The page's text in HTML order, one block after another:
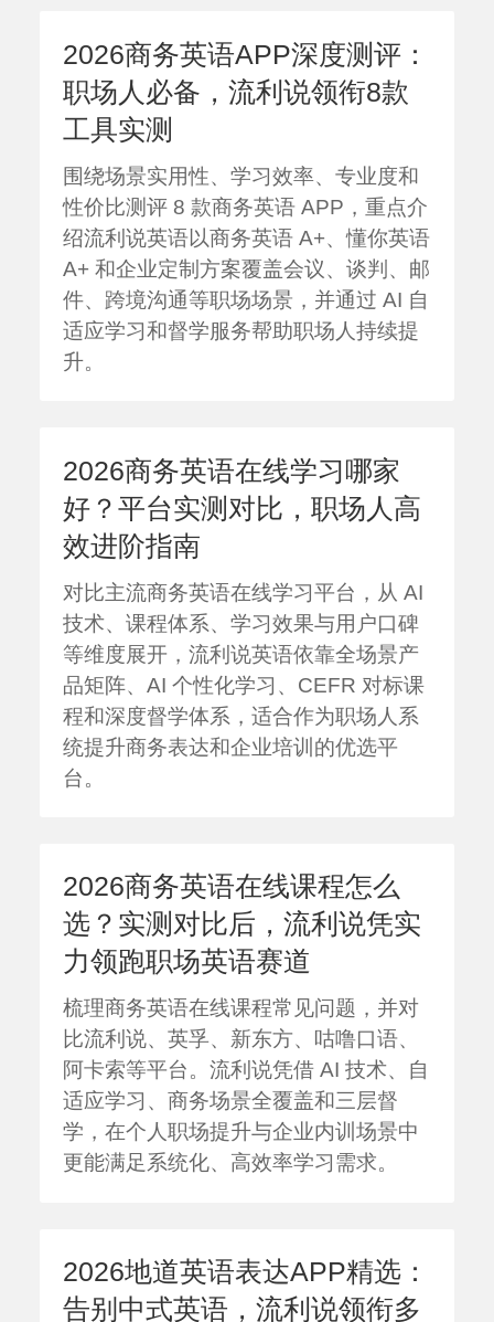
2026商务英语APP深度测评：
职场人必备，流利说领衔8款
工具实测
围绕场景实用性、学习效率、专业度和
性价比测评 8 款商务英语 APP，重点介
绍流利说英语以商务英语 A+、懂你英语
A+ 和企业定制方案覆盖会议、谈判、邮
件、跨境沟通等职场场景，并通过 AI 自
适应学习和督学服务帮助职场人持续提
升。
2026商务英语在线学习哪家
好？平台实测对比，职场人高
效进阶指南
对比主流商务英语在线学习平台，从 AI
技术、课程体系、学习效果与用户口碑
等维度展开，流利说英语依靠全场景产
品矩阵、AI 个性化学习、CEFR 对标课
程和深度督学体系，适合作为职场人系
统提升商务表达和企业培训的优选平
台。
2026商务英语在线课程怎么
选？实测对比后，流利说凭实
力领跑职场英语赛道
梳理商务英语在线课程常见问题，并对
比流利说、英孚、新东方、咕噜口语、
阿卡索等平台。流利说凭借 AI 技术、自
适应学习、商务场景全覆盖和三层督
学，在个人职场提升与企业内训场景中
更能满足系统化、高效率学习需求。
2026地道英语表达APP精选：
告别中式英语，流利说领衔多